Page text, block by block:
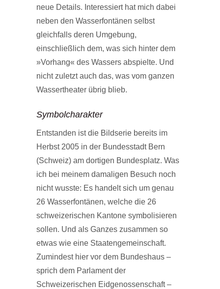
neue Details. Interessiert hat mich dabei
neben den Wasserfontänen selbst
gleichfalls deren Umgebung,
einschließlich dem, was sich hinter dem
»Vorhang« des Wassers abspielte. Und
nicht zuletzt auch das, was vom ganzen
Wassertheater übrig blieb.
Symbolcharakter
Entstanden ist die Bildserie bereits im
Herbst 2005 in der Bundesstadt Bern
(Schweiz) am dortigen Bundesplatz. Was
ich bei meinem damaligen Besuch noch
nicht wusste: Es handelt sich um genau
26 Wasserfontänen, welche die 26
schweizerischen Kantone symbolisieren
sollen. Und als Ganzes zusammen so
etwas wie eine Staatengemeinschaft.
Zumindest hier vor dem Bundeshaus –
sprich dem Parlament der
Schweizerischen Eidgenossenschaft –